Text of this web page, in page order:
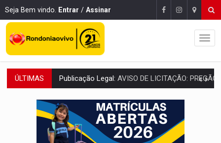
Seja Bem vindo. Entrar / Assinar
ÚLTIMAS PROVA CONTÁBIL:UNNESA apresenta documentos e questiona
VÍDEO:Ciclista é atropelado por carro na região Central de
Publicação Legal:AVISO DE LICITAÇÃO: PREGÃO ELETRÔNICO N.º
FUTEBOL:Confira classificados e detalhes do sorteio da Copa